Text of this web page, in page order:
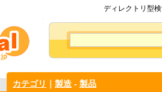
ディレクトリ型
カテゴリ 製造 - 製品